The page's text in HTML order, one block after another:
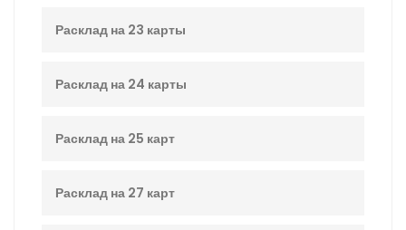
Расклад на 23 карты
Расклад на 24 карты
Расклад на 25 карт
Расклад на 27 карт